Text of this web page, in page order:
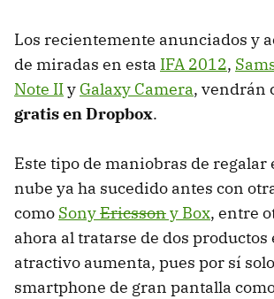
Los recientemente anunciados y
de miradas en esta IFA 2012,
Note IIy Galaxy Camera, vendrán
gratis en Dropbox.
Este tipo de maniobras de regalar
nube ya ha sucedido antes con
como SonyEricssony Box, entre
ahora al tratarse de dos productos
atractivo aumenta, pues por sí
smartphone de gran pantalla